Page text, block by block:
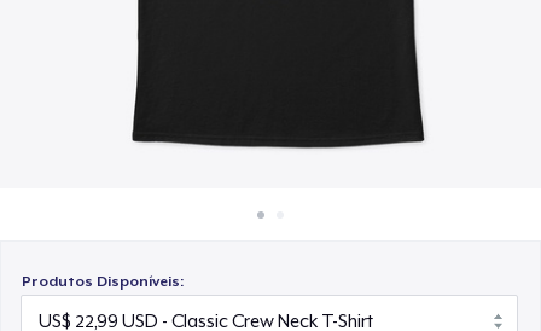
Produtos Disponíveis: